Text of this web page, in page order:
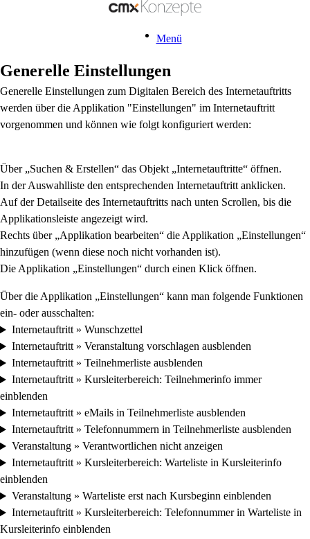
Menü
Generelle Einstellungen
Generelle Einstellungen zum Digitalen Bereich des Internetauftritts
werden über die Applikation "Einstellungen" im Internetauftritt
vorgenommen und können wie folgt konfiguriert werden:
Über „Suchen & Erstellen“ das Objekt „Internetauftritte“ öffnen.
In der Auswahlliste den entsprechenden Internetauftritt anklicken.
Auf der Detailseite des Internetauftritts nach unten Scrollen, bis die
Applikationsleiste angezeigt wird.
Rechts über „Applikation bearbeiten“ die Applikation „Einstellungen“
hinzufügen (wenn diese noch nicht vorhanden ist).
Die Applikation „Einstellungen“ durch einen Klick öffnen.
Über die Applikation „Einstellungen“ kann man folgende Funktionen
ein- oder ausschalten:
Internetauftritt » Wunschzettel
Internetauftritt » Veranstaltung vorschlagen ausblenden
Internetauftritt » Teilnehmerliste ausblenden
Internetauftritt » Kursleiterbereich: Teilnehmerinfo immer
einblenden
Internetauftritt » eMails in Teilnehmerliste ausblenden
Internetauftritt » Telefonnummern in Teilnehmerliste ausblenden
Veranstaltung » Verantwortlichen nicht anzeigen
Internetauftritt » Kursleiterbereich: Warteliste in Kursleiterinfo
einblenden
Veranstaltung » Warteliste erst nach Kursbeginn einblenden
Internetauftritt » Kursleiterbereich: Telefonnummer in Warteliste in
Kursleiterinfo einblenden